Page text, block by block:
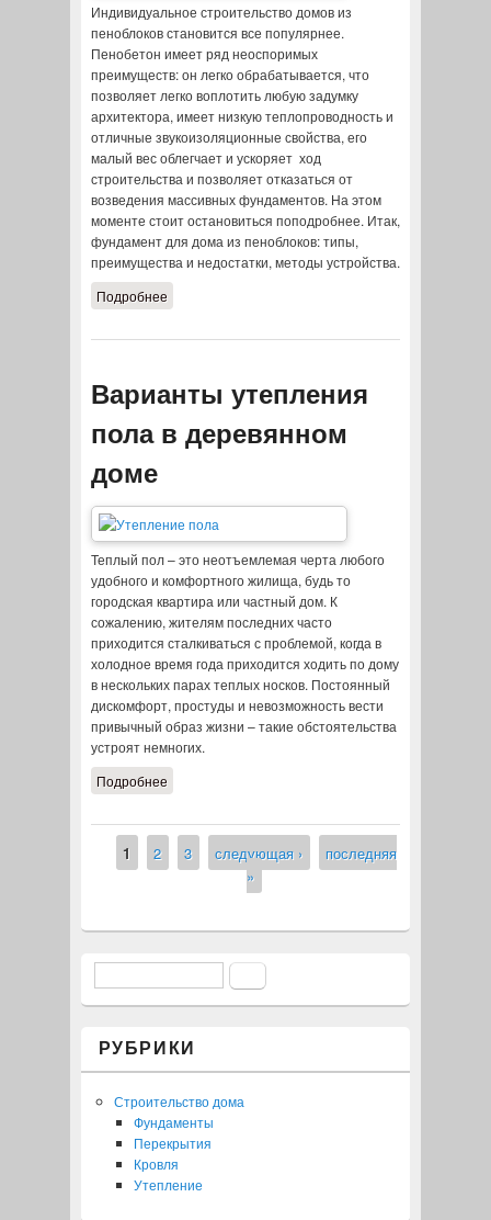
Индивидуальное строительство домов из
пеноблоков становится все популярнее.
Пенобетон имеет ряд неоспоримых
преимуществ: он легко обрабатывается, что
позволяет легко воплотить любую задумку
архитектора, имеет низкую теплопроводность и
отличные звукоизоляционные свойства, его
малый вес облегчает и ускоряет ход
строительства и позволяет отказаться от
возведения массивных фундаментов. На этом
моменте стоит остановиться поподробнее. Итак,
фундамент для дома из пеноблоков: типы,
преимущества и недостатки, методы устройства.
Подробнее
Варианты утепления
пола в деревянном
доме
Теплый пол – это неотъемлемая черта любого
удобного и комфортного жилища, будь то
городская квартира или частный дом. К
сожалению, жителям последних часто
приходится сталкиваться с проблемой, когда в
холодное время года приходится ходить по дому
в нескольких парах теплых носков. Постоянный
дискомфорт, простуды и невозможность вести
привычный образ жизни – такие обстоятельства
устроят немногих.
Подробнее
Страницы
1 2 3 следующая ›
последняя
»
Форма поиска
Поиск
РУБРИКИ
Строительство дома
Фундаменты
Перекрытия
Кровля
Утепление